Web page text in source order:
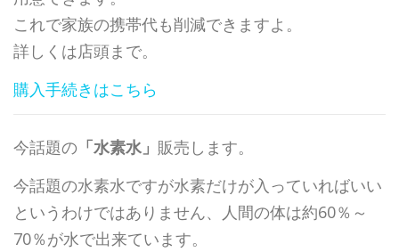
これで家族の携帯代も削減できますよ。
詳しくは店頭まで。
購入手続きはこちら
今話題の 「水素水」 販売します。
今話題の水素水ですが水素だけが入っていればいい
というわけではありません、人間の体は約60％～
70％が水で出来ています。